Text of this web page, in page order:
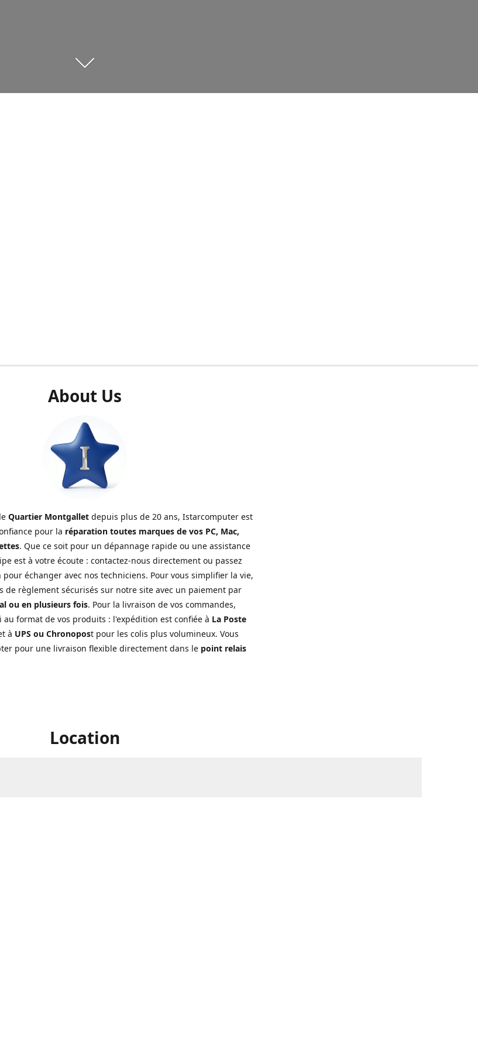
About Us
Quartier Montgallet depuis plus de 20 ans, Istarcomputer est
pour la réparation toutes marques de vos PC, Mac,
. Que ce soit pour un dépannage rapide ou une assistance
est à votre écoute : contactez-nous directement ou passez
échanger avec nos techniciens. Pour vous simplifier la vie,
de règlement sécurisés sur notre site avec un paiement par
ou en plusieurs fois. Pour la livraison de vos commandes,
au format de vos produits : l'expédition est confiée à La Poste
à UPS ou Chronopost pour les colis plus volumineux. Vous
pour une livraison flexible directement dans le point relais
Location